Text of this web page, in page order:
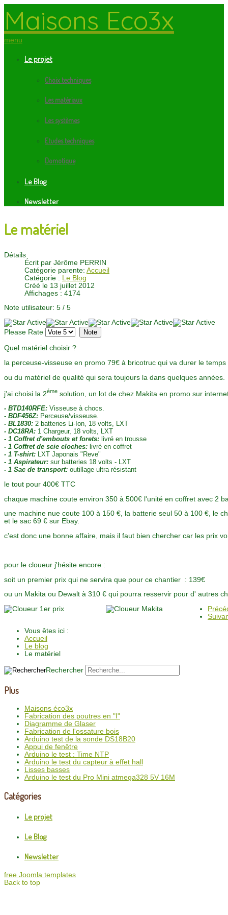
Maisons Eco3x
menu
Le projet
Choix techniques
Les matériaux
Les systèmes
Etudes techniques
Domotique
Le Blog
Newsletter
Le matériel
Détails
Écrit par Jérôme PERRIN
Catégorie parente: Accueil
Catégorie : Le Blog
Créé le 13 juillet 2012
Affichages : 4174
Note utilisateur: 5 / 5
Please Rate
Quel matériel choisir ?
la perceuse-visseuse en promo 79€ à bricotruc qui va durer le
ou du matériel de qualité qui sera toujours la dans quelques années.
j'ai choisi la 2éme solution, un lot de chez Makita en promo sur
- BTD140RFE: Visseuse à chocs.
- BDF456Z: Perceuse/visseuse.
- BL1830: 2 batteries Li-Ion, 18 volts, LXT
- DC18RA: 1 Chargeur, 18 volts, LXT
- 1 Coffret d'embouts et forets: livré en trousse
- 1 Coffret de scie cloches: livré en coffret
- 1 T-shirt: LXT Japonais "Reve"
- 1 Aspirateur: sur batteries 18 volts - LXT
- 1 Sac de transport: outillage ultra résistant
le tout pour 400€ TTC
chaque machine coute environ 350 à 500€ l'unité en coffret avec 2
une machine nue coute 100 à 150 €, la batterie seul 50 à 100 €, le
et le sac 69 € sur Ebay.
c'est donc une bonne affaire, mais il faut bien chercher car les prix
pour le cloueur j'hésite encore :
soit un premier prix qui ne servira que pour ce chantier : 139€
ou un Makita ou Dewalt à 310 € qui pourra resservir pour d' autres
Vous êtes ici :
Accueil
Le blog
Le matériel
Rechercher
Plus
Maisons éco3x
Fabrication des poutres en "I"
Diagramme de Glaser
Fabrication de l'ossature bois
Arduino test de la sonde DS18B20
Appui de fenêtre
Arduino le test : Time NTP
Arduino le test du capteur à effet hall
Lisses basses
Arduino le test du Pro Mini atmega328 5V 16M
Catégories
Le projet
Le Blog
Newsletter
free Joomla templates
Back to top